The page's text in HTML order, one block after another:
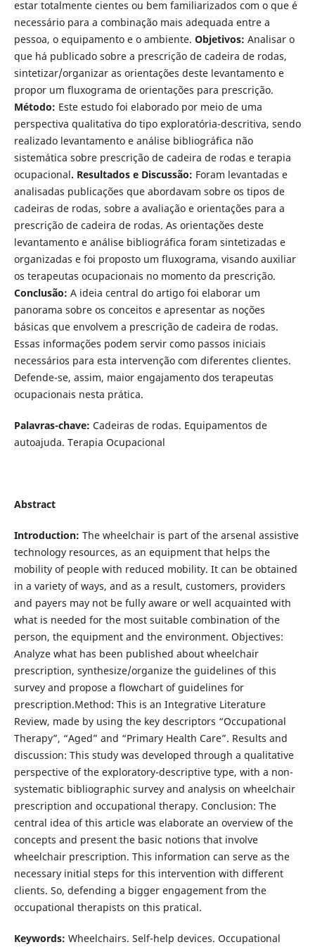
estar totalmente cientes ou bem familiarizados com o que é
necessário para a combinação mais adequada entre a
pessoa, o equipamento e o ambiente. Objetivos: Analisar o
que há publicado sobre a prescrição de cadeira de rodas,
sintetizar/organizar as orientações deste levantamento e
propor um fluxograma de orientações para prescrição.
Método: Este estudo foi elaborado por meio de uma
perspectiva qualitativa do tipo exploratória-descritiva, sendo
realizado levantamento e análise bibliográfica não
sistemática sobre prescrição de cadeira de rodas e terapia
ocupacional. Resultados e Discussão: Foram levantadas e
analisadas publicações que abordavam sobre os tipos de
cadeiras de rodas, sobre a avaliação e orientações para a
prescrição de cadeira de rodas. As orientações deste
levantamento e análise bibliográfica foram sintetizadas e
organizadas e foi proposto um fluxograma, visando auxiliar
os terapeutas ocupacionais no momento da prescrição.
Conclusão: A ideia central do artigo foi elaborar um
panorama sobre os conceitos e apresentar as noções
básicas que envolvem a prescrição de cadeira de rodas.
Essas informações podem servir como passos iniciais
necessários para esta intervenção com diferentes clientes.
Defende-se, assim, maior engajamento dos terapeutas
ocupacionais nesta prática.
Palavras-chave: Cadeiras de rodas. Equipamentos de
autoajuda. Terapia Ocupacional
Abstract
Introduction: The wheelchair is part of the arsenal assistive
technology resources, as an equipment that helps the
mobility of people with reduced mobility. It can be obtained
in a variety of ways, and as a result, customers, providers
and payers may not be fully aware or well acquainted with
what is needed for the most suitable combination of the
person, the equipment and the environment. Objectives:
Analyze what has been published about wheelchair
prescription, synthesize/organize the guidelines of this
survey and propose a flowchart of guidelines for
prescription.Method: This is an Integrative Literature
Review, made by using the key descriptors “Occupational
Therapy”, “Aged” and “Primary Health Care”. Results and
discussion: This study was developed through a qualitative
perspective of the exploratory-descriptive type, with a non-
systematic bibliographic survey and analysis on wheelchair
prescription and occupational therapy. Conclusion: The
central idea of this article was elaborate an overview of the
concepts and present the basic notions that involve
wheelchair prescription. This information can serve as the
necessary initial steps for this intervention with different
clients. So, defending a bigger engagement from the
occupational therapists on this pratical.
Keywords: Wheelchairs. Self-help devices. Occupational